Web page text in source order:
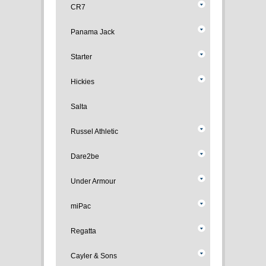
CR7
Panama Jack
Starter
Hickies
Salta
Russel Athletic
Dare2be
Under Armour
miPac
Regatta
Cayler & Sons